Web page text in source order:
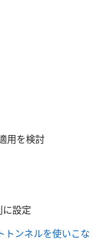
用を検討
設定
ンネルを使いこな